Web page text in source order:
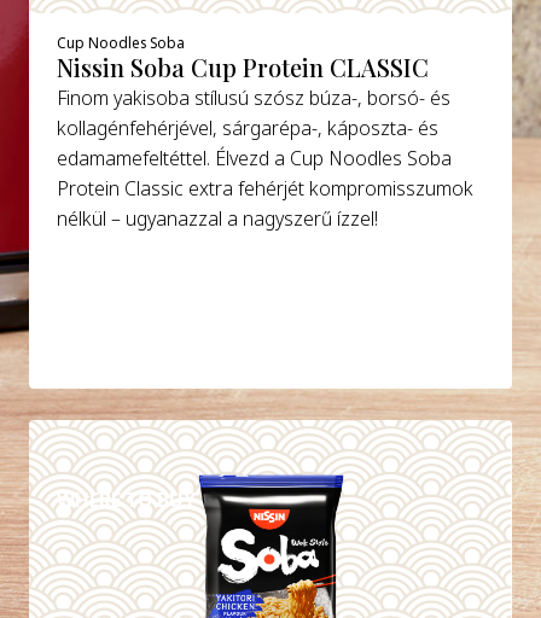
Cup Noodles Soba
Nissin Soba Cup Protein CLASSIC
Finom yakisoba stílusú szósz búza-, borsó- és
kollagénfehérjével, sárgarépa-, káposzta- és
edamamefeltéttel. Élvezd a Cup Noodles Soba
Protein Classic extra fehérjét kompromisszumok
nélkül – ugyanazzal a nagyszerű ízzel!
WHERE TO BUY
DETAILS